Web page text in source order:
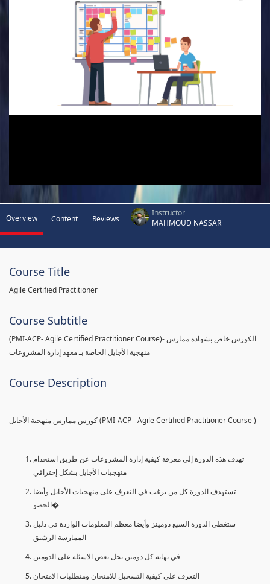
Overview Content Reviews
Instructor
MAHMOUD NASSAR
Course Title
Agile Certified Practitioner
Course Subtitle
(PMI-ACP- Agile Certified Practitioner Course)- الكورس خاص بشهادة ممارس
منهجية الأجايل الخاصة بـ معهد إدارة المشروعات
Course Description
كورس ممارس منهجية الأجايل (PMI-ACP- Agile Certified Practitioner Course )
تهدف هذه الدورة إلى معرفة كيفية إدارة المشروعات عن طريق استخدام
منهجيات الأجايل بشكل إحترافي
تستهدف الدورة كل من يرغب في التعرف على منهجيات الأجايل وأيضا
الحصو�
ستغطي الدورة السبع دومينز وأيضا معظم المعلومات الواردة في دليل
الممارسة الرشيق
في نهاية كل دومين نحل بعض الاسئلة على الدومين
التعرف على كيفية التسجيل للامتحان ومتطلبات الامتحان